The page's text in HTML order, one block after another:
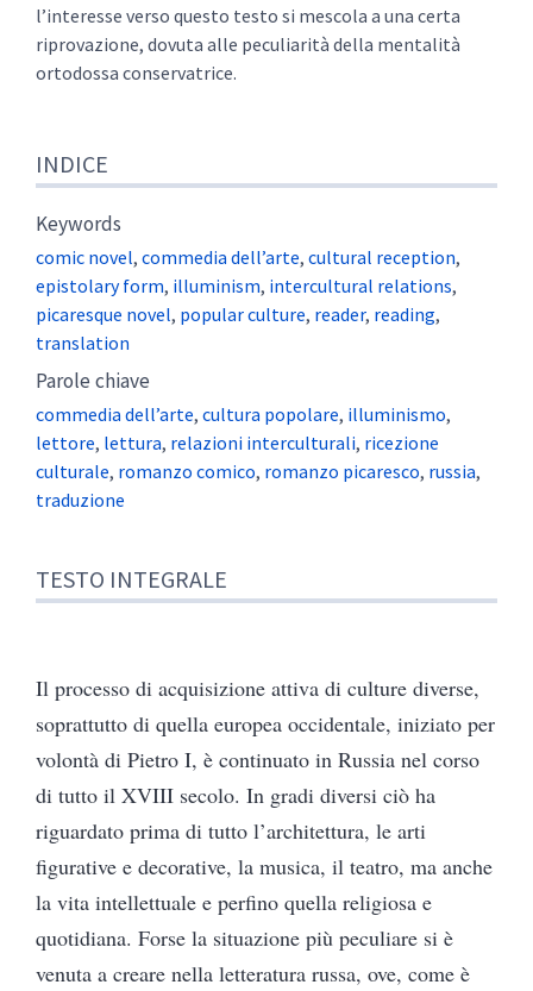
l’interesse verso questo testo si mescola a una certa
riprovazione, dovuta alle peculiarità della mentalità
ortodossa conservatrice.
INDICE
Keywords
comic novel, commedia dell’arte, cultural reception,
epistolary form, illuminism, intercultural relations,
picaresque novel, popular culture, reader, reading,
translation
Parole chiave
commedia dell’arte, cultura popolare, illuminismo,
lettore, lettura, relazioni interculturali, ricezione
culturale, romanzo comico, romanzo picaresco, russia,
traduzione
TESTO INTEGRALE
Il processo di acquisizione attiva di culture diverse,
soprattutto di quella europea occidentale, iniziato per
volontà di Pietro I, è continuato in Russia nel corso
di tutto il XVIII secolo. In gradi diversi ciò ha
riguardato prima di tutto l’architettura, le arti
figurative e decorative, la musica, il teatro, ma anche
la vita intellettuale e perfino quella religiosa e
quotidiana. Forse la situazione più peculiare si è
venuta a creare nella letteratura russa, ove, come è